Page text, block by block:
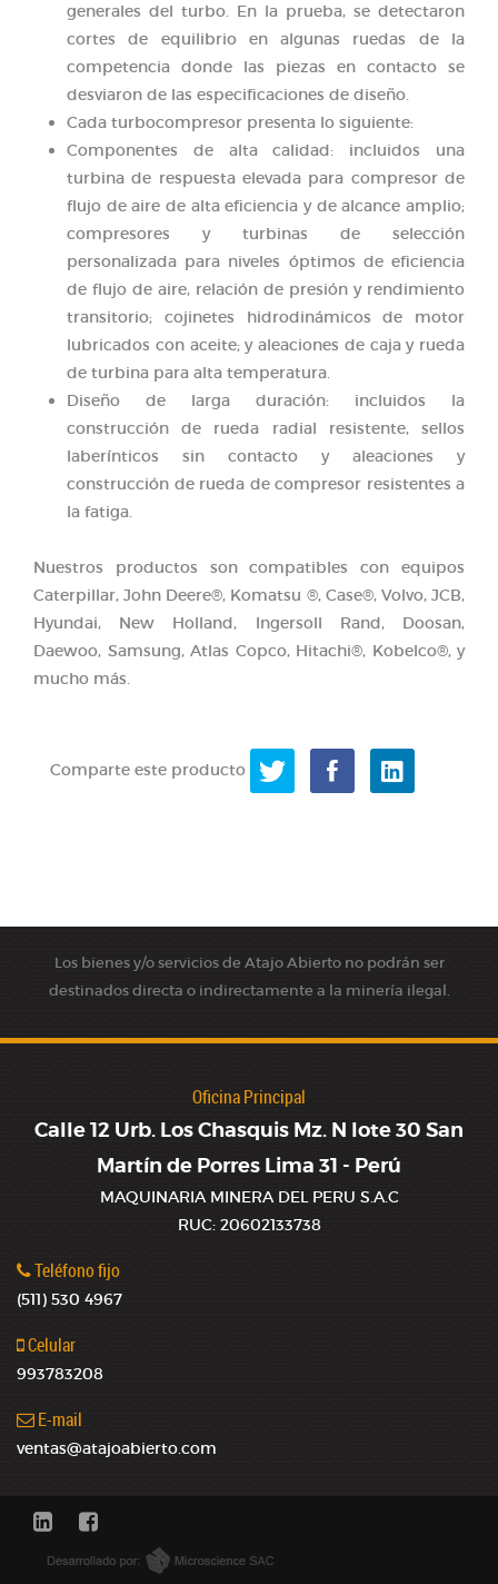
generales del turbo. En la prueba, se detectaron
cortes de equilibrio en algunas ruedas de la
competencia donde las piezas en contacto se
desviaron de las especificaciones de diseño.
Cada turbocompresor presenta lo siguiente:
Componentes de alta calidad: incluidos una
turbina de respuesta elevada para compresor de
flujo de aire de alta eficiencia y de alcance amplio;
compresores y turbinas de selección
personalizada para niveles óptimos de eficiencia
de flujo de aire, relación de presión y rendimiento
transitorio; cojinetes hidrodinámicos de motor
lubricados con aceite; y aleaciones de caja y rueda
de turbina para alta temperatura.
Diseño de larga duración: incluidos la
construcción de rueda radial resistente, sellos
laberínticos sin contacto y aleaciones y
construcción de rueda de compresor resistentes a
la fatiga.
Nuestros productos son compatibles con equipos
Caterpillar, John Deere®, Komatsu ®, Case®, Volvo, JCB,
Hyundai, New Holland, Ingersoll Rand, Doosan,
Daewoo, Samsung, Atlas Copco, Hitachi®, Kobelco®, y
mucho más.
Comparte este producto
Los bienes y/o servicios de Atajo Abierto no podrán ser
destinados directa o indirectamente a la minería ilegal.
Oficina Principal
Calle 12 Urb. Los Chasquis Mz. N lote 30 San
Martín de Porres Lima 31 - Perú
MAQUINARIA MINERA DEL PERU S.A.C
RUC: 20602133738
Teléfono fijo
(511) 530 4967
Celular
993783208
E-mail
ventas@atajoabierto.com